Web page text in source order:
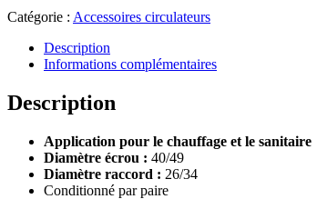
Catégorie : Accessoires circulateurs
Description
Informations complémentaires
Description
Application pour le chauffage et le sanitaire
Diamètre écrou : 40/49
Diamètre raccord : 26/34
Conditionné par paire